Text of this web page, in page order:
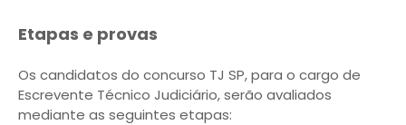
Etapas e provas
Os candidatos do concurso TJ SP, para o cargo de
Escrevente Técnico Judiciário, serão avaliados
mediante as seguintes etapas: